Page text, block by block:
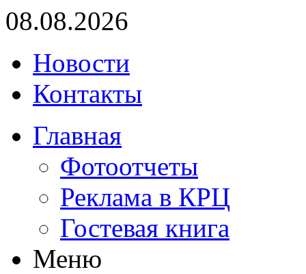
08.08.2026
Новости
Контакты
Главная
Фотоотчеты
Реклама в КРЦ
Гостевая книга
Меню